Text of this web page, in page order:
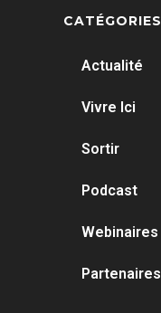
CATÉGORIES
Actualité
Vivre Ici
Sortir
Podcast
Webinaires
Partenaires